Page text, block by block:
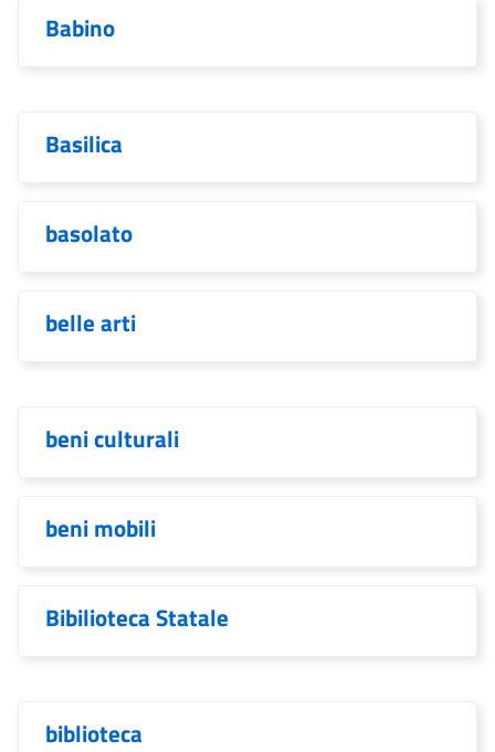
Babino
Basilica
basolato
belle arti
beni culturali
beni mobili
Bibilioteca Statale
biblioteca